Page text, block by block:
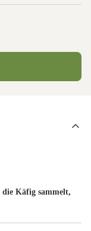
die Käfig sammelt,